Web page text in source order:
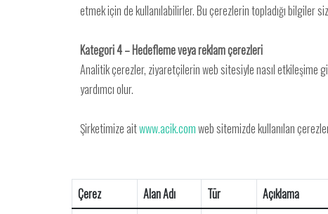
etmek için de kullanılabilirler. Bu çerezlerin topladığı bilgiler
Kategori 4 – Hedefleme veya reklam çerezleri
Analitik çerezler, ziyaretçilerin web sitesiyle nasıl etkileşime
yardımcı olur.
Şirketimize aitwww.acik.comweb sitemizde kullanılan
Çerez Alan Adı Tür Açıklama